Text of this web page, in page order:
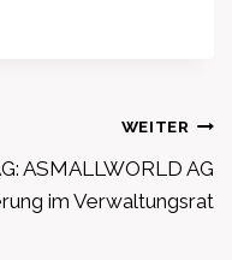
WEITER
ASMALLWORLD AG
im Verwaltungsrat